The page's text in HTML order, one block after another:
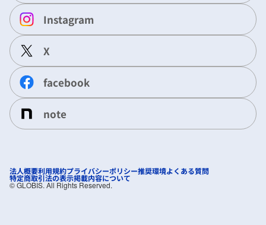
Instagram
X
facebook
note
法人概要利用規約プライバシーポリシー推奨環境よくある質問
特定商取引法の表示掲載内容について
©︎ GLOBIS. All Rights Reserved.